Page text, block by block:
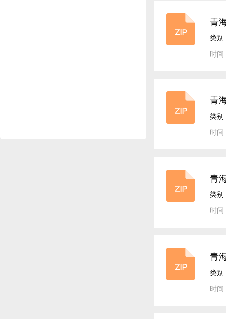
青
试
类别
时
青
（
类别
时
青
案
类别
时
青
案
类别
时